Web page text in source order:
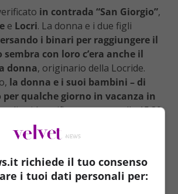
in contrada “San Giorgio”,
e Locri. La donna e i due figli
i binari per raggiungere il
con loro c’era anche il
donna, originario della Locride.
la donna e i suoi bambini – di
qualche giorno in vacanza in
si è verificata attorno alle 15.30
del treno, che ha investiti in pieno i
I due bambini, un maschio ed
richiede il tuo consenso
i tuoi dati personali per: